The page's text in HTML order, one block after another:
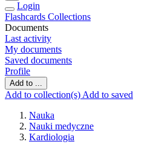
Login
Flashcards Collections
Documents
Last activity
My documents
Saved documents
Profile
Add to ...
Add to collection(s) Add to saved
Nauka
Nauki medyczne
Kardiologia